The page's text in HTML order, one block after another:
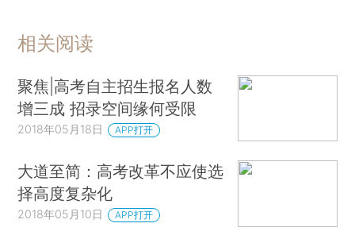
相关阅读
聚焦|高考自主招生报名人数
增三成 招录空间缘何受限
2018年05月18日 APP打开
大道至简：高考改革不应使选
择高度复杂化
2018年05月10日 APP打开